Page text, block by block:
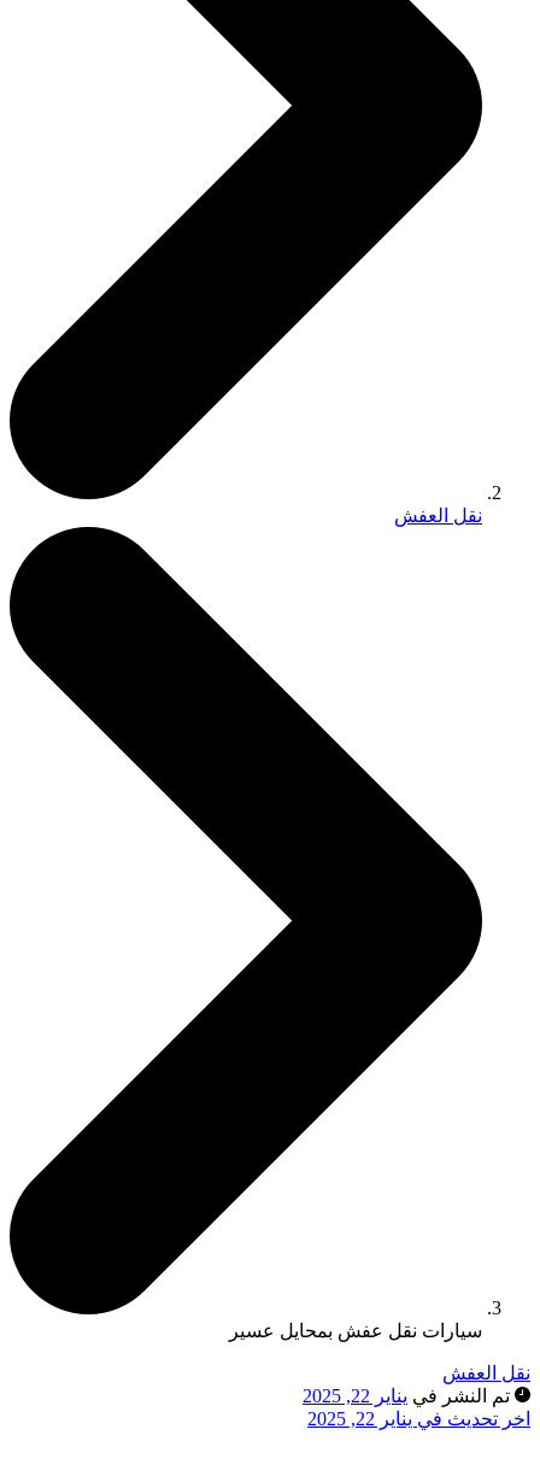
نقل العفش
سيارات نقل عفش بمحايل عسير
نقل العفش
تم النشر في يناير 22, 2025
اخر تحديث في يناير 22, 2025